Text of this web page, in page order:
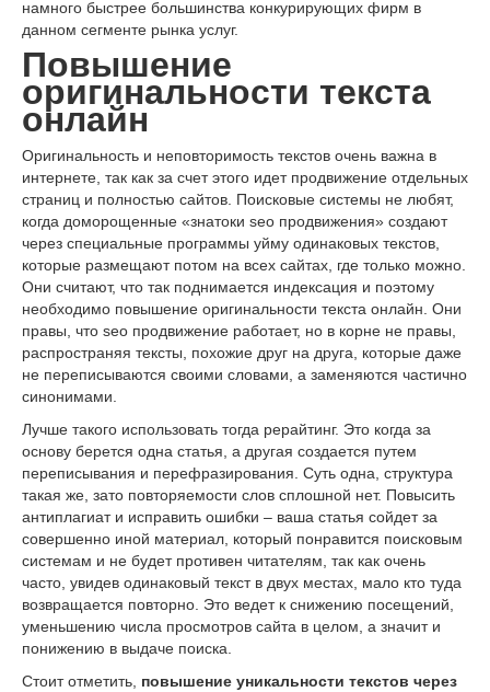
намного быстрее большинства конкурирующих фирм в
данном сегменте рынка услуг.
Повышение
оригинальности текста
онлайн
Оригинальность и неповторимость текстов очень важна в
интернете, так как за счет этого идет продвижение отдельных
страниц и полностью сайтов. Поисковые системы не любят,
когда доморощенные «знатоки seo продвижения» создают
через специальные программы уйму одинаковых текстов,
которые размещают потом на всех сайтах, где только можно.
Они считают, что так поднимается индексация и поэтому
необходимо повышение оригинальности текста онлайн. Они
правы, что seo продвижение работает, но в корне не правы,
распространяя тексты, похожие друг на друга, которые даже
не переписываются своими словами, а заменяются частично
синонимами.
Лучше такого использовать тогда рерайтинг. Это когда за
основу берется одна статья, а другая создается путем
переписывания и перефразирования. Суть одна, структура
такая же, зато повторяемости слов сплошной нет. Повысить
антиплагиат и исправить ошибки – ваша статья сойдет за
совершенно иной материал, который понравится поисковым
системам и не будет противен читателям, так как очень
часто, увидев одинаковый текст в двух местах, мало кто туда
возвращается повторно. Это ведет к снижению посещений,
уменьшению числа просмотров сайта в целом, а значит и
понижению в выдаче поиска.
Стоит отметить, повышение уникальности текстов через